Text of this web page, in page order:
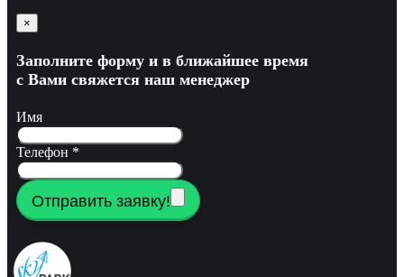
×
Заполните форму и в ближайшее время
с Вами свяжется наш менеджер
Имя
Телефон *
Отправить заявку!